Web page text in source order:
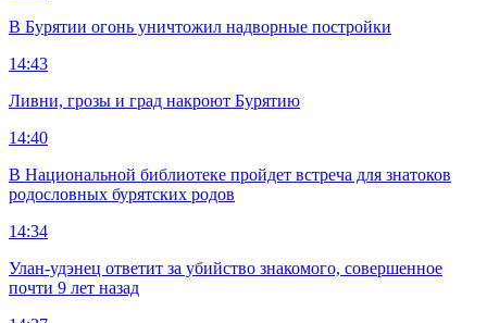
В Бурятии огонь уничтожил надворные постройки
14:43
Ливни, грозы и град накроют Бурятию
14:40
В Национальной библиотеке пройдет встреча для знатоков
родословных бурятских родов
14:34
Улан-удэнец ответит за убийство знакомого, совершенное
почти 9 лет назад